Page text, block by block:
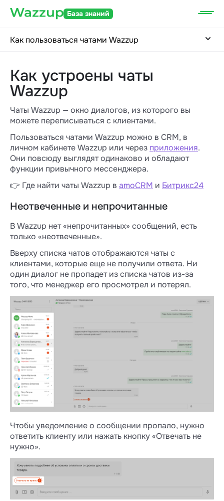
База знаний
Как пользоваться чатами Wazzup
Как устроены чаты
Wazzup
Чаты Wazzup — окно диалогов, из которого вы
можете переписываться с клиентами.
Пользоваться чатами Wazzup можно в CRM, в
личном кабинете Wazzup или через приложения.
Они повсюду выглядят одинаково и обладают
функции привычного мессенджера.
👉 Где найти чаты Wazzup в amoCRM и Битрикс24
Неотвеченные и непрочитанные
В Wazzup нет «непрочитанных» сообщений, есть
только «неотвеченные».
Вверху списка чатов отображаются чаты с
клиентами, которые еще не получили ответа. Ни
один диалог не пропадет из списка чатов из-за
того, что менеджер его просмотрел и потерял.
Чтобы уведомление о сообщении пропало, нужно
ответить клиенту или нажать кнопку «Отвечать не
нужно».